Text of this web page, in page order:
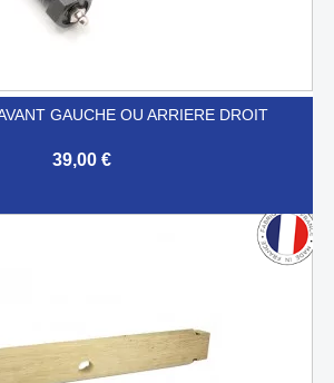
GAUCHE OU ARRIERE DROIT
39,00 €